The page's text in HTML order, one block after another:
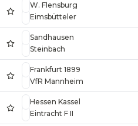
W. Flensburg
Eimsbütteler
Sandhausen
Steinbach
Frankfurt 1899
VfR Mannheim
Hessen Kassel
Eintracht F II